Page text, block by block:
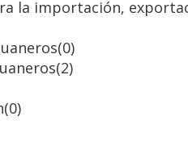
la importación,
(0)
(2)
(0)